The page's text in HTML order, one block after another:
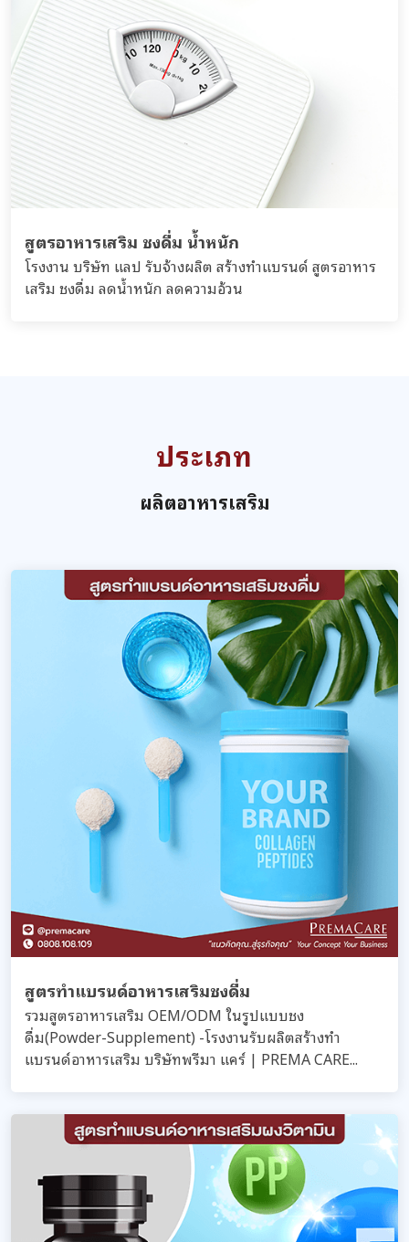
สูตรอาหารเสริม ชงดื่ม น้ำหนัก
โรงงาน บริษัท แลป รับจ้างผลิต สร้างทำแบรนด์ สูตรอาหาร
เสริม ชงดื่ม ลดน้ำหนัก ลดความอ้วน
ประเภท
ผลิตอาหารเสริม
สูตรทำแบรนด์อาหารเสริมชงดื่ม
รวมสูตรอาหารเสริม OEM/ODM ในรูปแบบชง
ดื่ม(Powder-Supplement) -โรงงานรับผลิตสร้างทำ
แบรนด์อาหารเสริม บริษัทพรีมา แคร์ | PREMA CARE...